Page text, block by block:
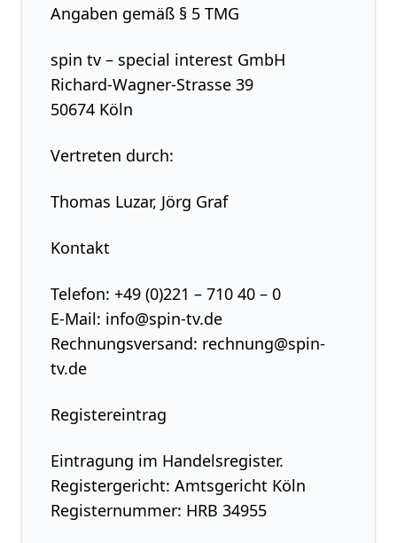
Angaben gemäß § 5 TMG
spin tv – special interest GmbH
Richard-Wagner-Strasse 39
50674 Köln
Vertreten durch:
Thomas Luzar, Jörg Graf
Kontakt
Telefon: +49 (0)221 – 710 40 – 0
E-Mail: info@spin-tv.de
Rechnungsversand: rechnung@spin-
tv.de
Registereintrag
Eintragung im Handelsregister.
Registergericht: Amtsgericht Köln
Registernummer: HRB 34955